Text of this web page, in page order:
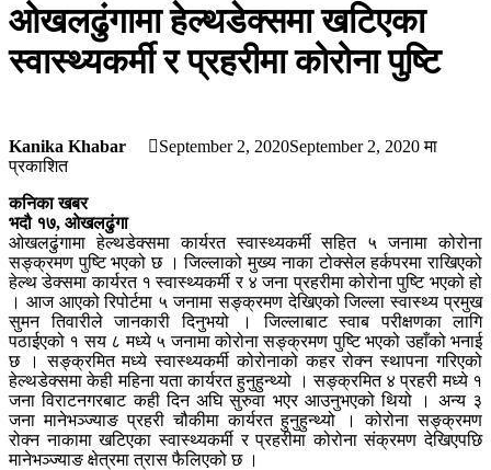
ओखलढुंगामा हेल्थडेक्समा खटिएका
स्वास्थ्यकर्मी र प्रहरीमा कोरोना पुष्टि
Kanika Khabar September 2, 2020September 2, 2020मा
प्रकाशित
कनिका खबर
भदौ १७, ओखलढुंगा
ओखलढुंगामा हेल्थडेक्समा कार्यरत स्वास्थ्यकर्मी सहित ५ जनामा कोरोना
सङ्क्रमण पुष्टि भएको छ । जिल्लाको मुख्य नाका टोक्सेल हर्कपरमा राखिएको
हेल्थ डेक्समा कार्यरत १ स्वास्थ्यकर्मी र ४ जना प्रहरीमा कोरोना पुष्टि भएको हो
। आज आएको रिपोर्टमा ५ जनामा सङ्क्रमण देखिएको जिल्ला स्वास्थ्य प्रमुख
सुमन तिवारीले जानकारी दिनुभयो । जिल्लाबाट स्वाब परीक्षणका लागि
पठाईएको १ सय ८ मध्ये ५ जनामा कोरोना सङ्क्रमण पुष्टि भएको उहाँको भनाई
छ । सङ्क्रमित मध्ये स्वास्थ्यकर्मी कोरोनाको कहर रोक्न स्थापना गरिएको
हेल्थडेक्समा केही महिना यता कार्यरत हुनुहुन्थ्यो । सङ्क्रमित ४ प्रहरी मध्ये १
जना विराटनगरबाट कही दिन अघि सुरुवा भएर आउनुभएको थियो । अन्य ३
जना मानेभञ्ज्याङ प्रहरी चौकीमा कार्यरत हुनुहुन्थ्यो । कोरोना सङ्क्रमण
रोक्न नाकामा खटिएका स्वास्थ्यकर्मी र प्रहरीमा कोरोना संक्रमण देखिएपछि
मानेभञ्ज्याङ क्षेत्रमा त्रास फैलिएको छ ।